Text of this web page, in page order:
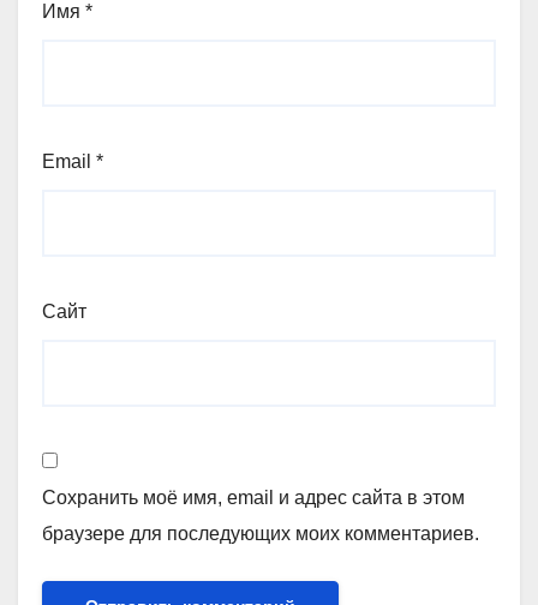
Имя *
Email *
Сайт
Сохранить моё имя, email и адрес сайта в этом
браузере для последующих моих комментариев.